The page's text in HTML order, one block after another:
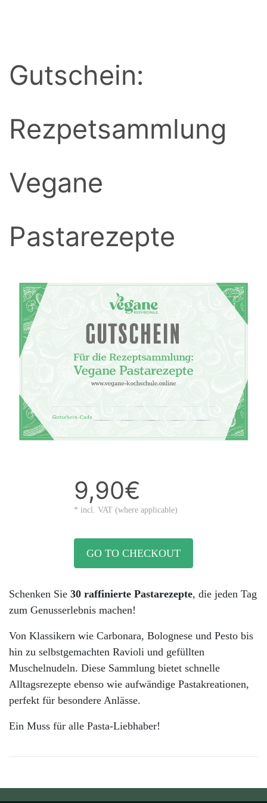
Gutschein:
Rezpetsammlung
Vegane
Pastarezepte
9,90€
* incl. VAT (where applicable)
GO TO CHECKOUT
Schenken Sie 30 raffinierte Pastarezepte, die jeden Tag
zum Genusserlebnis machen!
Von Klassikern wie Carbonara, Bolognese und Pesto bis
hin zu selbstgemachten Ravioli und gefüllten
Muschelnudeln. Diese Sammlung bietet schnelle
Alltagsrezepte ebenso wie aufwändige Pastakreationen,
perfekt für besondere Anlässe.
Ein Muss für alle Pasta-Liebhaber!